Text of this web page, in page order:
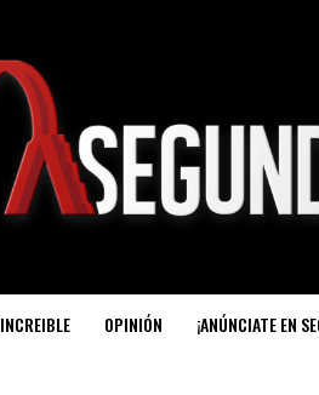
INCREIBLE OPINIÓN ¡ANÚNCIATE EN